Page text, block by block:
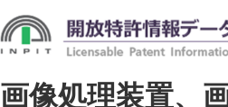
画像処理装置、